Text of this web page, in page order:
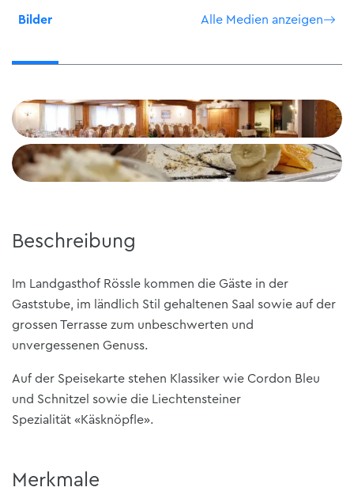
Bilder Alle Medien anzeigen
Beschreibung
Im Landgasthof Rössle kommen die Gäste in der
Gaststube, im ländlich Stil gehaltenen Saal sowie auf der
grossen Terrasse zum unbeschwerten und
unvergessenen Genuss.
Auf der Speisekarte stehen Klassiker wie Cordon Bleu
und Schnitzel sowie die Liechtensteiner
Spezialität «Käsknöpfle».
Merkmale